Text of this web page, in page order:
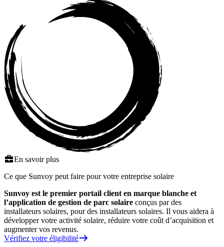
En savoir plus
Ce que Sunvoy peut faire pour votre entreprise solaire
Sunvoy est le premier portail client en marque blanche et
l’application de gestion de parc solaire conçus par des
installateurs solaires, pour des installateurs solaires. Il vous aidera à
développer votre activité solaire, réduire votre coût d’acquisition et
augmenter vos revenus.
Vérifiez votre éligibilité